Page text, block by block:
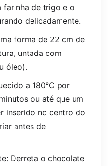
farinha de trigo e o
delicadamente.
forma de 22 cm de
untada com
óleo).
a 180°C por
ou até que um
inserido no centro do
antes de
Derreta o chocolate